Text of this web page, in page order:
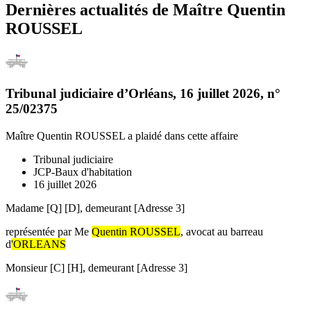
Dernières actualités de Maître Quentin
ROUSSEL
Tribunal judiciaire d’Orléans, 16 juillet 2026, n°
25/02375
Maître Quentin ROUSSEL a plaidé dans cette affaire
Tribunal judiciaire
JCP-Baux d'habitation
16 juillet 2026
Madame [Q] [D], demeurant [Adresse 3]
représentée par Me Quentin ROUSSEL, avocat au barreau
d'ORLEANS
Monsieur [C] [H], demeurant [Adresse 3]